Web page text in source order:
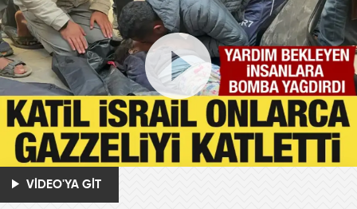
VİDEO'YA GİT